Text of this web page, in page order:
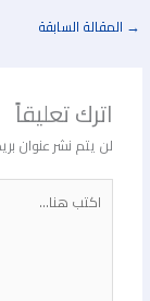
المقالة السابقة
اترك تعليقاً
لن يتم نشر عنوان